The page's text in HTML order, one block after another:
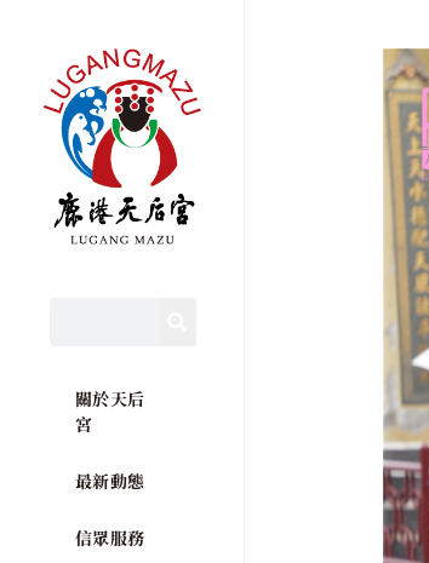
關於天后
宮
最新動態
信眾服務